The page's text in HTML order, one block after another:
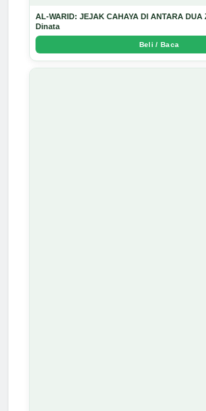
AL-WARID: JEJAK CAHAYA DI ANTARA DUA
Dinata
Beli / Baca